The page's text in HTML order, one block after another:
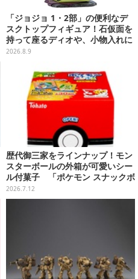
「ジョジョ 1・2部」の便利なデ
スクトップフィギュア！石仮面を
持って座るディオや、小物入れに
なるツェペリなどズラリ
2026.8.9
歴代御三家をラインナップ！モン
スターボールの外箱が可愛いシー
ル付菓子 「ポケモン スナックボ
ックス」が7月13日発売
2026.7.12